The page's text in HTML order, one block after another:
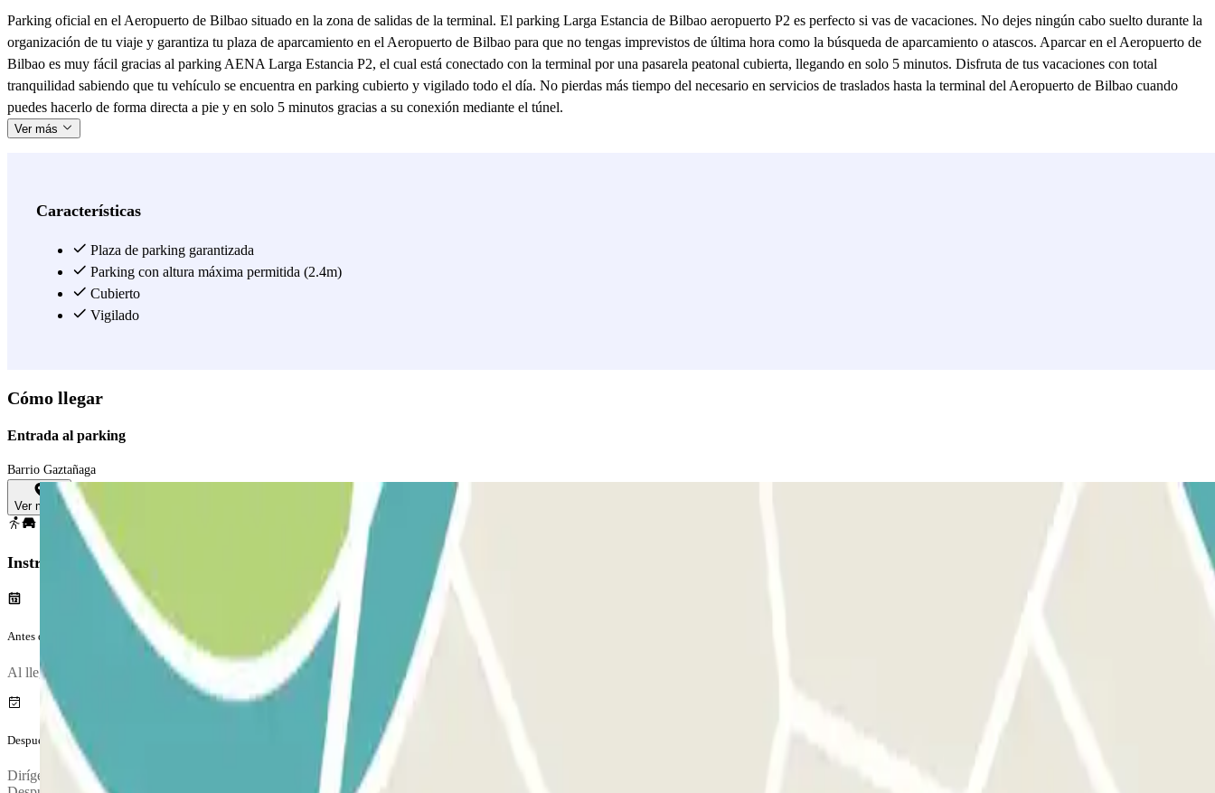
Parking oficial en el Aeropuerto de Bilbao situado en la zona de salidas de la terminal. El parking Larga Estancia de Bilbao aeropuerto P2 es perfecto si vas de vacaciones. No dejes ningún cabo suelto durante la
organización de tu viaje y garantiza tu plaza de aparcamiento en el Aeropuerto de Bilbao para que no tengas imprevistos de última hora como la búsqueda de aparcamiento o atascos. Aparcar en el Aeropuerto de
Bilbao es muy fácil gracias al parking AENA Larga Estancia P2, el cual está conectado con la terminal por una pasarela peatonal cubierta, llegando en solo 5 minutos. Disfruta de tus vacaciones con total
tranquilidad sabiendo que tu vehículo se encuentra en parking cubierto y vigilado todo el día. No pierdas más tiempo del necesario en servicios de traslados hasta la terminal del Aeropuerto de Bilbao cuando
puedes hacerlo de forma directa a pie y en solo 5 minutos gracias a su conexión mediante el túnel.
Ver más
Características
Plaza de parking garantizada
Parking con altura máxima permitida (2.4m)
Cubierto
Vigilado
Cómo llegar
Entrada al parking
Barrio Gaztañaga
Ver mapa
Instrucciones
Antes de tu viaje
Al llegar al parking, para entrar, entry.method.aena
Después de tu viaje
Dirígete a la cabina de control (o cajero automático) para validar el ticket que cogiste a la entrada.